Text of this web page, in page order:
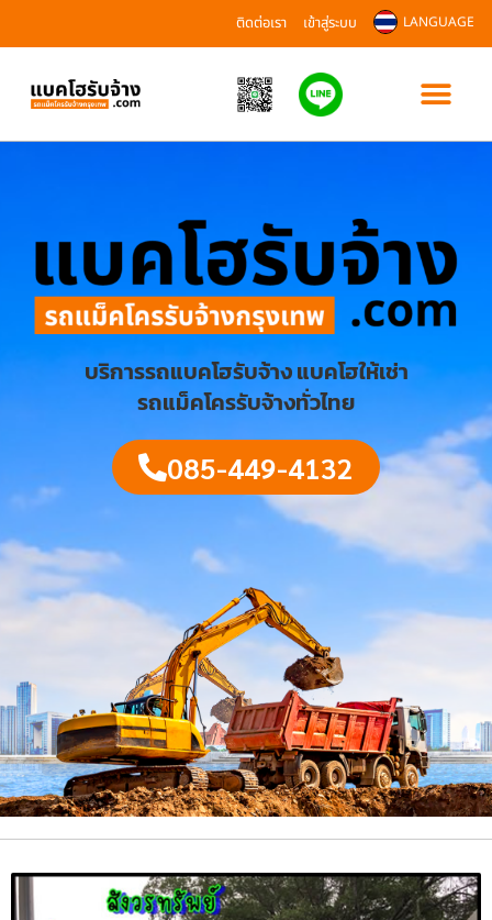
ติดต่อเรา เข้าสู่ระบบ LANGUAGE
บริการรถแบคโฮรับจ้าง แบคโฮให้เช่า
รถแม็คโครรับจ้างทั่วไทย
085-449-4132